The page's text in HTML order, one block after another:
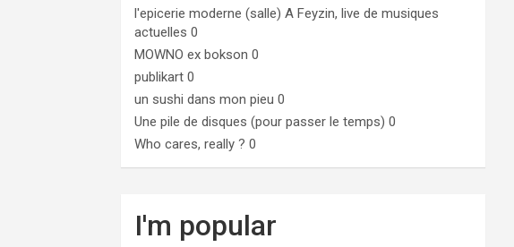
l'epicerie moderne (salle) A Feyzin, live de musiques
actuelles 0
MOWNO ex bokson 0
publikart 0
un sushi dans mon pieu 0
Une pile de disques (pour passer le temps) 0
Who cares, really ? 0
I'm popular